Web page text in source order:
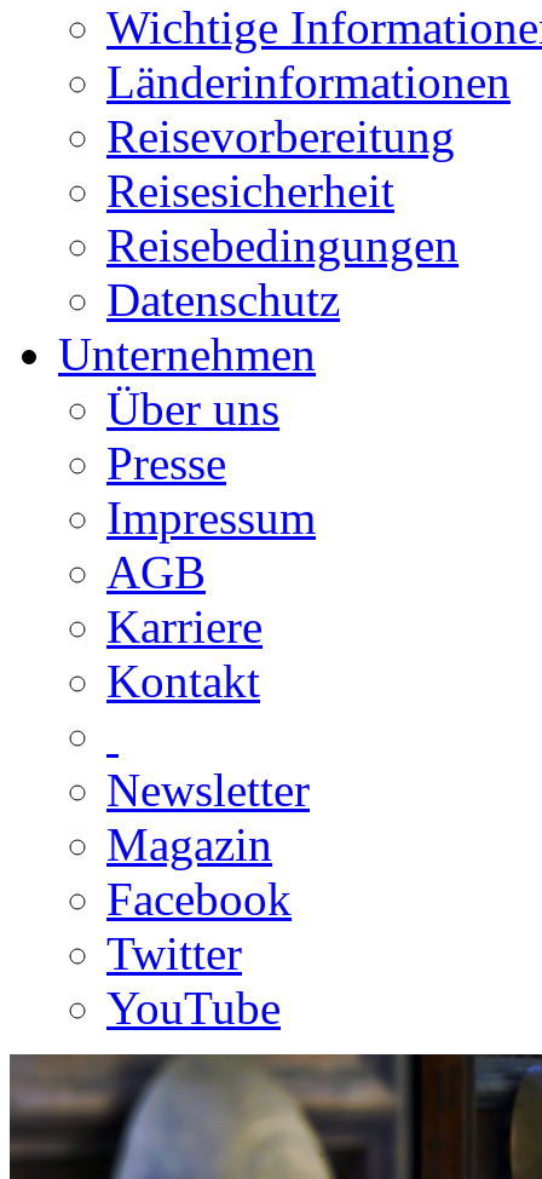
Wichtige
Länderinformationen
Reisevorbereitung
Reisesicherheit
Reisebedingungen
Datenschutz
Unternehmen
Über uns
Presse
Impressum
AGB
Karriere
Kontakt
Newsletter
Magazin
Facebook
Twitter
YouTube